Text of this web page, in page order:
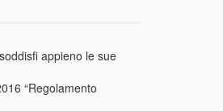
appieno le sue
“Regolamento